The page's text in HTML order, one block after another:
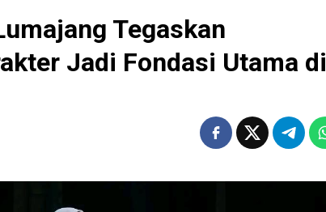
Tegaskan
Jadi Fondasi Utama di